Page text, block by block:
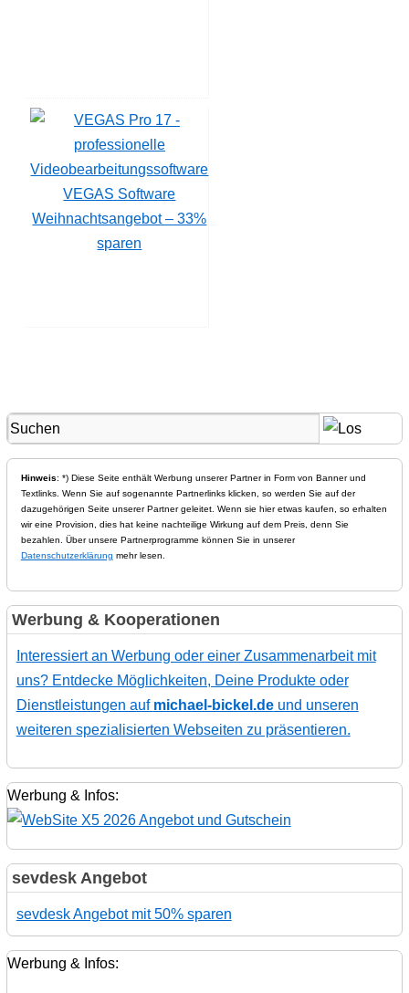
VEGAS Software
Weihnachtsangebot – 33%
sparen
Hinweis: *) Diese Seite enthält Werbung unserer Partner in Form von Banner und
Textlinks. Wenn Sie auf sogenannte Partnerlinks klicken, so werden Sie auf der
dazugehörigen Seite unserer Partner geleitet. Wenn sie hier etwas kaufen, so erhalten
wir eine Provision, dies hat keine nachteilige Wirkung auf dem Preis, denn Sie
bezahlen. Über unsere Partnerprogramme können Sie in unserer
Datenschutzerklärung mehr lesen.
Werbung & Kooperationen
Interessiert an Werbung oder einer Zusammenarbeit mit
uns? Entdecke Möglichkeiten, Deine Produkte oder
Dienstleistungen auf michael-bickel.deund unseren
weiteren spezialisierten Webseiten zu präsentieren.
Werbung & Infos:
sevdesk Angebot
sevdesk Angebot mit 50% sparen
Werbung & Infos: